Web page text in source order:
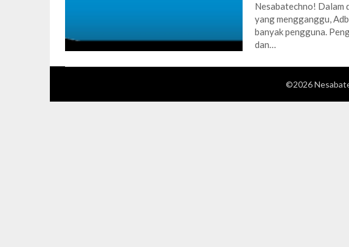
Nesabatechno! Dalam
yang mengganggu,
banyak pengguna.
dan…
©2026